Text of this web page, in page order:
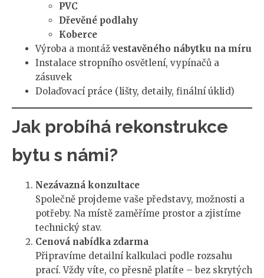
PVC
Dřevěné podlahy
Koberce
Výroba a montáž vestavěného nábytku na míru
Instalace stropního osvětlení, vypínačů a
zásuvek
Dolaďovací práce (lišty, detaily, finální úklid)
Jak probíhá rekonstrukce
bytu s námi?
Nezávazná konzultace
Společně projdeme vaše představy, možnosti a
potřeby. Na místě zaměříme prostor a zjistíme
technický stav.
Cenová nabídka zdarma
Připravíme detailní kalkulaci podle rozsahu
prací. Vždy víte, co přesně platíte – bez skrytých